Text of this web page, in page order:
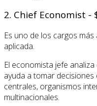
2. Chief Economist -
Es uno de los cargos
aplicada.
El economista jefe
ayuda a tomar
centrales, organismos
multinacionales.